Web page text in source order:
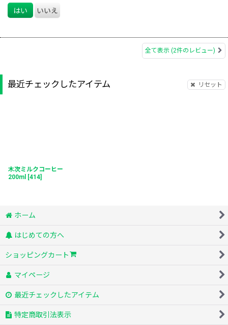
はい
いいえ
全て表示 (2件のレビュー)
最近チェックしたアイテム リセット
木次ミルクコーヒー
200ml [414]
ホーム
はじめての方へ
ショッピングカート
マイページ
最近チェックしたアイテム
特定商取引法表示